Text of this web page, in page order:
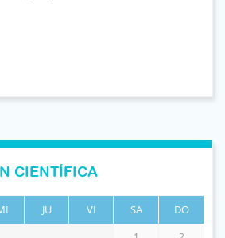
CIENTÍFICA